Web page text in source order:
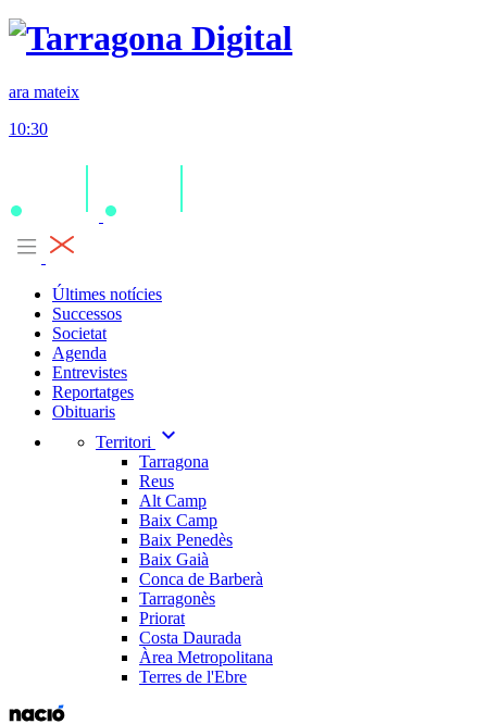
ara mateix
10:30
Últimes notícies
Successos
Societat
Agenda
Entrevistes
Reportatges
Obituaris
Territori
expand_more
Tarragona
Reus
Alt Camp
Baix Camp
Baix Penedès
Baix Gaià
Conca de Barberà
Tarragonès
Priorat
Costa Daurada
Àrea Metropolitana
Terres de l'Ebre